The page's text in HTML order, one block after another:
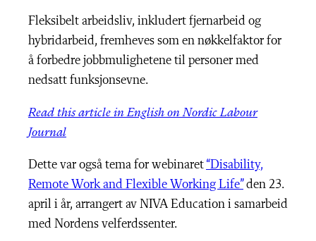
Fleksibelt arbeidsliv, inkludert fjernarbeid og
hybridarbeid, fremheves som en nøkkelfaktor for
å forbedre jobbmulighetene til personer med
nedsatt funksjonsevne.
Read this article in English on Nordic Labour
Journal
Dette var også tema for webinaret “Disability,
Remote Work and Flexible Working Life”den 23.
april i år, arrangert av NIVA Education i samarbeid
med Nordens velferdssenter.